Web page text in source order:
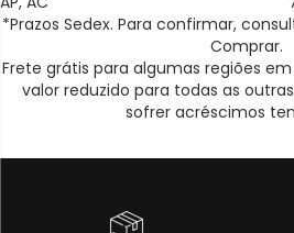
*Prazos Sedex. Para confirmar,
Comprar.
Frete grátis para algumas regiões
valor reduzido para todas as
sofrer acréscimos